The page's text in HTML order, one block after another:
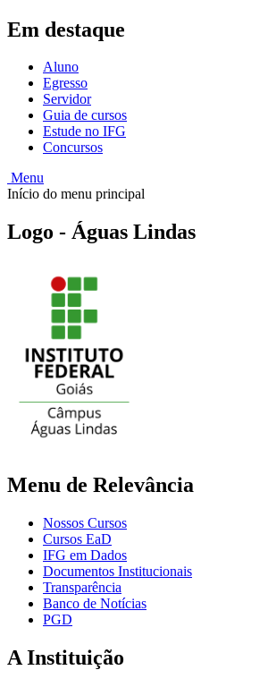
Em destaque
Aluno
Egresso
Servidor
Guia de cursos
Estude no IFG
Concursos
Menu
Início do menu principal
Logo - Águas Lindas
Menu de Relevância
Nossos Cursos
Cursos EaD
IFG em Dados
Documentos Institucionais
Transparência
Banco de Notícias
PGD
A Instituição